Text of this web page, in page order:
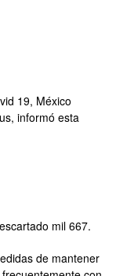
19, México
informó esta
mil 667.
de mantener